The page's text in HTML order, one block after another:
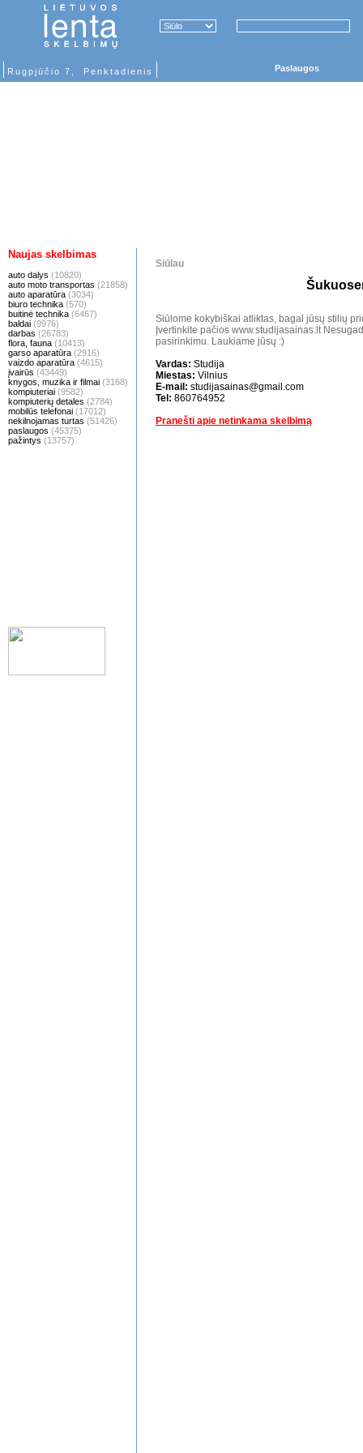
Rugpjūčio 7, Penktadienis Paslaugos
Naujas skelbimas
auto dalys (10820)
auto moto transportas (21858)
auto aparatūra (3034)
biuro technika (570)
buitinė technika (6467)
baldai (9976)
darbas (26783)
flora, fauna (10413)
garso aparatūra (2916)
vaizdo aparatūra (4615)
įvairūs (43449)
knygos, muzika ir filmai (3168)
kompiuteriai (9582)
kompiuterių detales (2784)
mobilūs telefonai (17012)
nekilnojamas turtas (51426)
paslaugos (45375)
pažintys (13757)
Siūlau
Siūlome kokybiškai atliktas, bagal jūsų stilių
Įvertinkite pačios www.studijasainas.lt
pasirinkimu. Laukiame jūsų :)
Vardas: Studija
Miestas: Vilnius
E-mail: studijasainas@gmail.com
Tel: 860764952
Pranešti apie netinkama skelbimą